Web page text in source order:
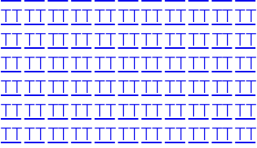
TTTTTTTTTTTTTTTTTTTTTT
TTTTTTTTTTTTTTTTTTTTTT
TTTTTTTTTTTTTTTTTTTTTT
TTTTTTTTTTTTTTTTTTTTTT
TTTTTTTTTTTTTTTTTTTTTT
TTTTTTTTTTTTTTTTTTTTTT